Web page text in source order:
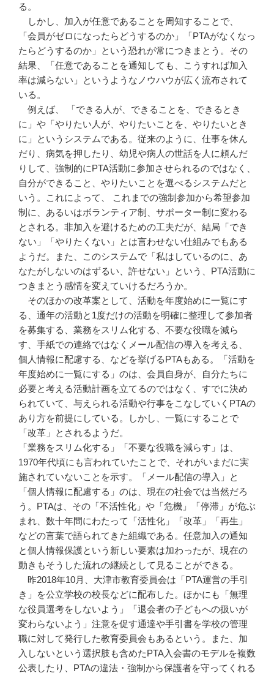
る。
しかし、加入が任意であることを周知することで、
「会員がゼロになったらどうするのか」「PTAがなくなっ
たらどうするのか」という恐れが常につきまとう。その
結果、「任意であることを通知しても、こうすれば加入
率は減らない」というようなノウハウが広く流布されて
いる。
例えば、 「できる人が、できることを、できるとき
に」や「やりたい人が、やりたいことを、やりたいとき
に」というシステムである。従来のように、仕事を休ん
だり、病気を押したり、幼児や病人の世話を人に頼んだ
りして、強制的にPTA活動に参加させられるのではなく、
自分ができること、やりたいことを選べるシステムだと
いう。これによって、 これまでの強制参加から希望参加
制に、あるいはボランティア制、サポーター制に変わる
とされる。非加入を避けるための工夫だが、結局「でき
ない」「やりたくない」とは言わせない仕組みでもある
ようだ。また、このシステムで「私はしているのに、あ
なたがしないのはずるい、許せない」という、PTA活動に
つきまとう感情を変えていけるだろうか。
そのほかの改革案として、活動を年度始めに一覧にす
る、通年の活動と1度だけの活動を明確に整理して参加者
を募集する、業務をスリム化する、不要な役職を減ら
す、手紙での連絡ではなくメール配信の導入を考える、
個人情報に配慮する、などを挙げるPTAもある。「活動を
年度始めに一覧にする」のは、会員自身が、自分たちに
必要と考える活動計画を立てるのではなく、すでに決め
られていて、与えられる活動や行事をこなしていくPTAの
あり方を前提にしている。しかし、一覧にすることで
「改革」とされるようだ。
「業務をスリム化する」「不要な役職を減らす」は、
1970年代頃にも言われていたことで、それがいまだに実
施されていないことを示す。「メール配信の導入」と
「個人情報に配慮する」のは、現在の社会では当然だろ
う。PTAは、その「不活性化」や「危機」「停滞」が危ぶ
まれ、数十年間にわたって「活性化」「改革」「再生」
などの言葉で語られてきた組織である。任意加入の通知
と個人情報保護という新しい要素は加わったが、現在の
動きもそうした流れの継続として見ることができる。
昨2018年10月、大津市教育委員会は「PTA運営の手引
き」を公立学校の校長などに配布した。ほかにも「無理
な役員選考をしないよう」「退会者の子どもへの扱いが
変わらないよう」注意を促す通達や手引書を学校の管理
職に対して発行した教育委員会もあるという。また、加
入しないという選択肢も含めたPTA入会書のモデルを複数
公表したり、PTAの違法・強制から保護者を守ってくれる